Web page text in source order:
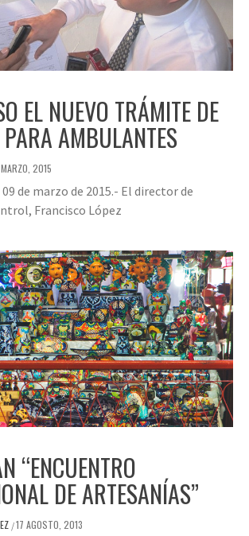
EL NUEVO TRÁMITE DE
AMBULANTES
2015
de marzo de 2015.- El director de
Francisco López
“ENCUENTRO
DE ARTESANÍAS”
/17 AGOSTO, 2013